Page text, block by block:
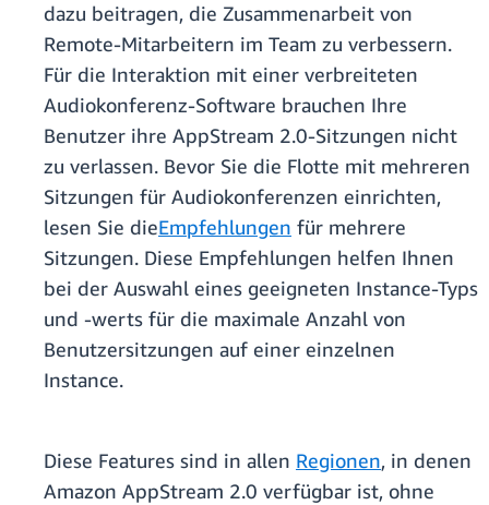
dazu beitragen, die Zusammenarbeit von
Remote-Mitarbeitern im Team zu verbessern.
Für die Interaktion mit einer verbreiteten
Audiokonferenz-Software brauchen Ihre
Benutzer ihre AppStream 2.0-Sitzungen nicht
zu verlassen. Bevor Sie die Flotte mit mehreren
Sitzungen für Audiokonferenzen einrichten,
lesen Sie dieEmpfehlungen für mehrere
Sitzungen. Diese Empfehlungen helfen Ihnen
bei der Auswahl eines geeigneten Instance-Typs
und -werts für die maximale Anzahl von
Benutzersitzungen auf einer einzelnen
Instance.
Diese Features sind in allen Regionen, in denen
Amazon AppStream 2.0 verfügbar ist, ohne